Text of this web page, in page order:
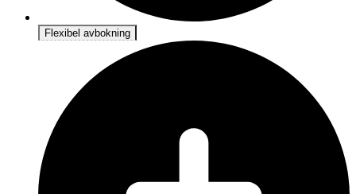
Flexibel avbokning